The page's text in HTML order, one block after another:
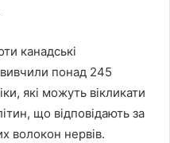
канадські
понад 245
які можуть вікликати
що відповідають за
волокон нервів.